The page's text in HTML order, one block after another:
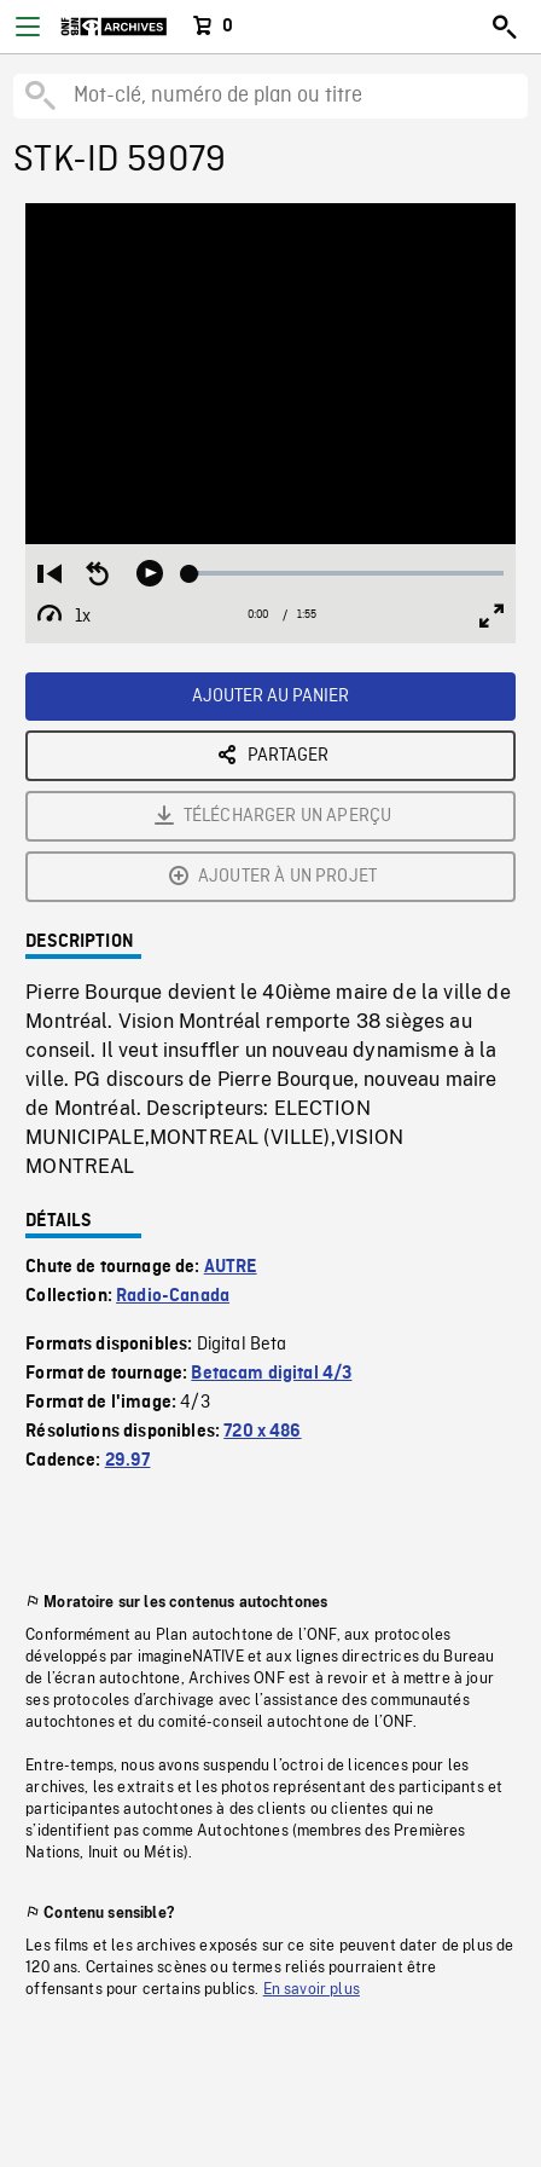
0
STK-ID 59079
Restart
from
beginning
Seek
Play Loaded:
1x
Playback
Current
0:00 / Duration
1:55
AJOUTER AU PANIER
PARTAGER
TÉLÉCHARGER UN APERÇU
AJOUTER À UN PROJET
DESCRIPTION
Pierre Bourque devient le 40ième maire de la ville de
Montréal. Vision Montréal remporte 38 sièges au
conseil. Il veut insuffler un nouveau dynamisme à la
ville. PG discours de Pierre Bourque, nouveau maire
de Montréal. Descripteurs: ELECTION
MUNICIPALE,MONTREAL (VILLE),VISION
MONTREAL
DÉTAILS
Chute de tournage de: AUTRE
Collection: Radio-Canada
Formats disponibles: Digital Beta
Format de tournage: Betacam digital 4/3
Format de l'image:4/3
Résolutions disponibles:720 x 486
Cadence: 29.97
Moratoire sur les contenus autochtones
Conformément au Plan autochtone de l’ONF, aux protocoles
développés par imagineNATIVE et aux lignes directrices du Bureau
de l’écran autochtone, Archives ONF est à revoir et à mettre à jour
ses protocoles d’archivage avec l’assistance des communautés
autochtones et du comité-conseil autochtone de l’ONF.
Entre-temps, nous avons suspendu l’octroi de licences pour les
archives, les extraits et les photos représentant des participants et
participantes autochtones à des clients ou clientes qui ne
s’identifient pas comme Autochtones (membres des Premières
Nations, Inuit ou Métis).
Contenu sensible?
Les films et les archives exposés sur ce site peuvent dater de plus de
120 ans. Certaines scènes ou termes reliés pourraient être
offensants pour certains publics. En savoir plus